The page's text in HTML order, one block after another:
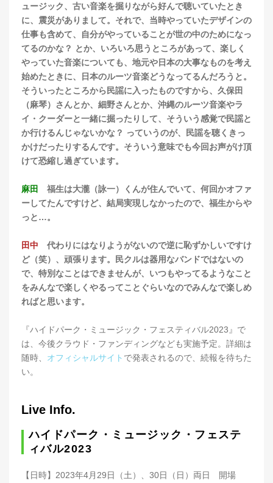
ュージック、古い音楽を掘りながら好んで聴いていたとき
に、震災がありまして。それで、当時やっていたデザインの
仕事も含めて、自分がやっていることが世の中のためになっ
てるのかな？ とか、いろいろ思うところがあって、楽しく
やっていた音楽についても、地元や日本の大事なものを考え
始めたときに、日本のルーツ音楽どうなってるんだろうと。
そういったところから民謡に入ったものですから、久保田
（麻琴）さんとか、細野さんとか、沖縄のルーツ音楽やラ
イ・クーダーと一緒に掘ったりして、そういう感覚で民謡と
か行けるんじゃないかな？ っていうのが、民謡を聴くきっ
かけだったりするんです。そういう意味でも今回お声がけ頂
けて恐縮し過ぎています。
麻田
福生は大瀧（詠一）くんが住んでいて、何回かオファ
ーしてたんですけど、結局実現しなかったので、福生からや
っと…。
田中 代わりにはなりようがないので逆に恥ずかしいですけ
ど（笑）、頑張ります。民クルは器用なバンドではないの
で、特別なことはできませんが、いつもやってるようなこと
をみんなで楽しくやるってことぐらいなのでみんなで楽しめ
ればと思います。
『ハイドパーク・ミュージック・フェスティバル2023』で
は、今後クラウド・ファンディングなども実施予定。詳細は
随時、 オフィシャルサイト で発表されるので、続報を待ちた
い。
Live Info.
ハイドパーク・ミュージック・フェステ
ィバル2023
【日時】2023年4月29日（土）、30日（日）両日 開場